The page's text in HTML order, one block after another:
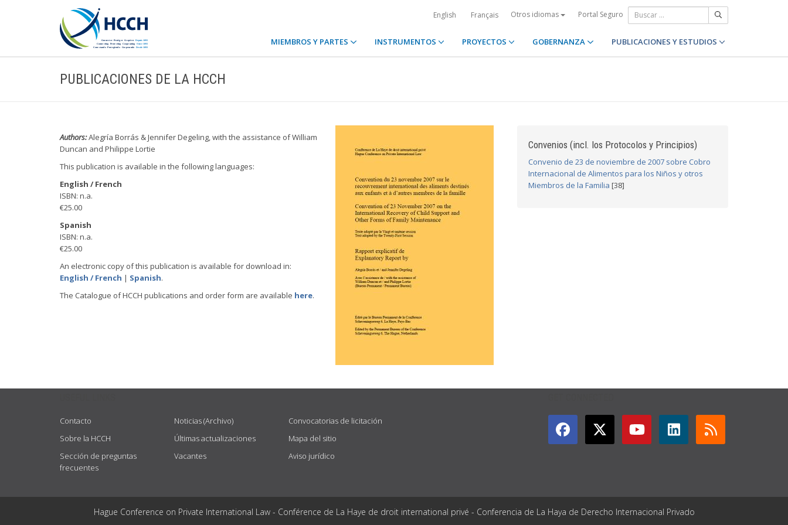
English Français Otros idiomas Portal Seguro
MIEMBROS Y PARTES INSTRUMENTOS PROYECTOS GOBERNANZA PUBLICACIONES Y ESTUDIOS
PUBLICACIONES DE LA HCCH
Authors:Alegría Borrás & Jennifer Degeling, with the assistance of William
Duncan and Philippe Lortie
This publication is available in the following languages:
English / French
ISBN: n.a.
€25.00
Spanish
ISBN: n.a.
€25.00
An electronic copy of this publication is available for download in:
English / French | Spanish.
The Catalogue of HCCH publications and order form are available here.
Convenios (incl. los Protocolos y Principios)
Convenio de 23 de noviembre de 2007 sobre Cobro
Internacional de Alimentos para los Niños y otros
Miembros de la Familia [38]
Contacto
Sobre la HCCH
Sección de preguntas
frecuentes
Noticias (Archivo)
Últimas actualizaciones
Vacantes
Convocatorias de licitación
Mapa del sitio
Aviso jurídico
Hague Conference on Private International Law - Conférence de La Haye de droit international privé - Conferencia de La Haya de Derecho Internacional Privado